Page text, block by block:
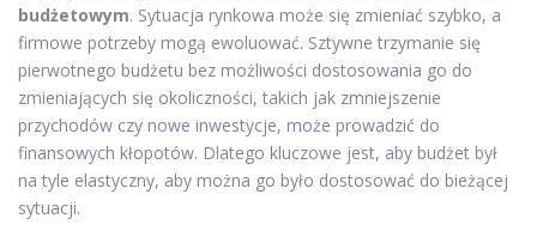
budżetowym. Sytuacja rynkowa może się zmieniać szybko, a
firmowe potrzeby mogą ewoluować. Sztywne trzymanie się
pierwotnego budżetu bez możliwości dostosowania go do
zmieniających się okoliczności, takich jak zmniejszenie
przychodów czy nowe inwestycje, może prowadzić do
finansowych kłopotów. Dlatego kluczowe jest, aby budżet był
na tyle elastyczny, aby można go było dostosować do bieżącej
sytuacji.